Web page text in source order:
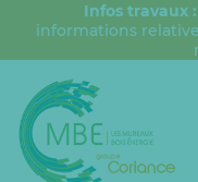
Infos travaux :
informations